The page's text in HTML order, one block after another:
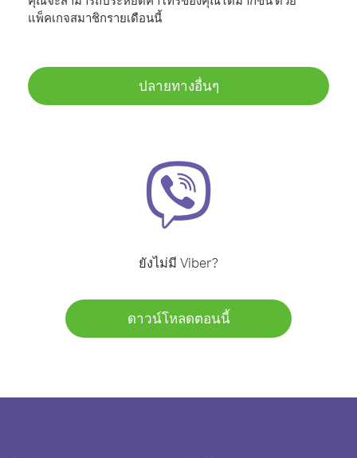
แพ็คเกจสมาชิกรายเดือนนี้
ปลายทางอื่นๆ
ยังไม่มี Viber?
ดาวน์โหลดตอนนี้